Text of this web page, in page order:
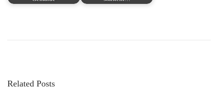
s
o
k
Related Posts